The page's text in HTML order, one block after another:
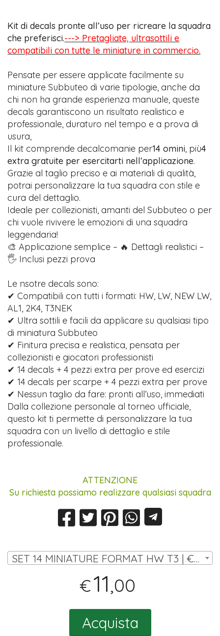
Kit di decals pronte all’uso per ricreare la squadra
che preferisci.---> Pretagliate, ultrasottili e
compatibili con tutte le miniature in commercio.
Pensate per essere applicate facilmente su
miniature Subbuteo di varie tipologie, anche da
chi non ha grande esperienza manuale, queste
decals garantiscono un risultato realistico e
professionale, duraturo nel tempo e a prova di
usura,
Il kit comprende decalcomanie per14 omini, più4
extra gratuite per esercitarti nell’applicazione.
Grazie al taglio preciso e ai materiali di qualità,
potrai personalizzare la tua squadra con stile e
cura del dettaglio.
Ideale per collezionisti, amanti del Subbuteo o per
chi vuole rivivere le emozioni di una squadra
leggendaria!
🎨 Applicazione semplice – 🔥 Dettagli realistici –
🖐️ Inclusi pezzi prova
Le nsotre decals sono:
✔ Compatibili con tutti i formati: HW, LW, NEW LW,
AL1, 2K4, T3NEK
✔ Ultra sottili e facili da applicare su qualsiasi tipo
di miniatura Subbuteo
✔ Finitura precisa e realistica, pensata per
collezionisti e giocatori professionisti
✔ 14 decals + 4 pezzi extra per prove ed esercizi
✔ 14 decals per scarpe + 4 pezzi extra per prove
✔ Nessun taglio da fare: pronti all’uso, immediati
Dalla collezione personale al torneo ufficiale,
questo kit ti permette di personalizzare la tua
squadra con un livello di dettaglio e stile
professionale.
ATTENZIONE
Su richiesta possiamo realizzare qualsiasi squadra
SET 14 MINIATURE FORMAT HW T3 | € 11,00
€11,00
Acquista